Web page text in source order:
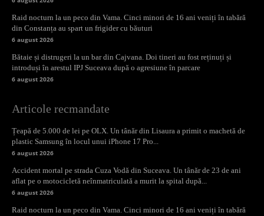
Raid nocturn la un peco din Vama. Cinci minori de 16 ani veniți în tabără
din Constanța au spart un frigider cu băuturi
6 august 2026
Bătaie și distrugeri la un bar din Cajvana. Doi tineri au fost reținuți și
introduși în arestul IPJ Suceava după o agresiune în parcare
6 august 2026
Articole recmandate
Țeapă de 5.000 de lei pe OLX. Un tânăr din Lisaura a primit o machetă de
plastic Samsung în locul unui iPhone 17 Pro...
6 august 2026
Accident mortal pe strada Cuza Vodă din Suceava. Un tânăr de 23 de ani
aflat pe o motocicletă neînmatriculată a murit la spital după...
6 august 2026
Raid nocturn la un peco din Vama. Cinci minori de 16 ani veniți în tabără